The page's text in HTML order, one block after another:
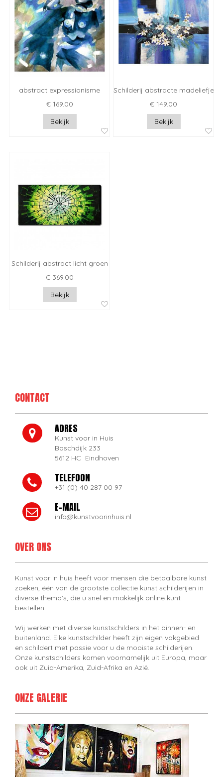
abstract expressionisme
€ 169.00
Bekijk
Schilderij abstracte madeliefjes
€ 149.00
Bekijk
Schilderij abstract licht groen
€ 369.00
Bekijk
CONTACT
ADRES
Kunst voor in Huis
Boschdijk 233
5612 HC Eindhoven
TELEFOON
+31 (0) 40 287 00 97
E-MAIL
info@kunstvoorinhuis.nl
OVER ONS
Kunst voor in huis heeft voor mensen die betaalbare kunst
zoeken, één van de grootste collectie kunst schilderijen in
diverse thema's, die u snel en makkelijk online kunt
bestellen.
Wij werken met diverse kunstschilders in het binnen- en
buitenland. Elke kunstschilder heeft zijn eigen vakgebied
en schildert met passie voor u de mooiste schilderijen.
Onze kunstschilders komen voornamelijk uit Europa, maar
ook uit Zuid-Amerika, Zuid-Afrika en Azië.
ONZE GALERIE